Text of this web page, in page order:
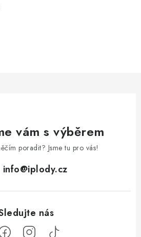
vám s výběrem
poradit? Jsme tu pro vás!
info@iplody.cz